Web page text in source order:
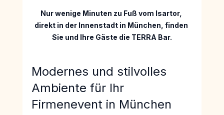
Nur wenige Minuten zu Fuß vom Isartor,
direkt in der Innenstadt in München, finden
Sie und Ihre Gäste die TERRA Bar.
Modernes und stilvolles
Ambiente für Ihr
Firmenevent in München